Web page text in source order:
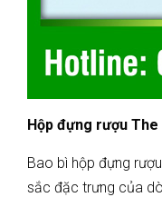
Hộp đựng rượu
Bao bì hộp đựng
sắc đặc trưng của